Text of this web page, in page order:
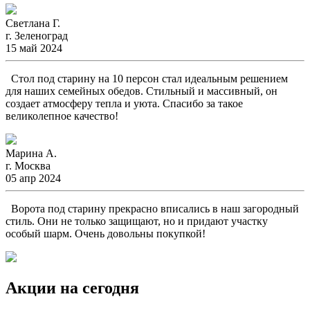
Светлана Г.
г. Зеленоград
15 май 2024
Стол под старину на 10 персон стал идеальным решением
для наших семейных обедов. Стильный и массивный, он
создает атмосферу тепла и уюта. Спасибо за такое
великолепное качество!
Марина А.
г. Москва
05 апр 2024
Ворота под старину прекрасно вписались в наш загородный
стиль. Они не только защищают, но и придают участку
особый шарм. Очень довольны покупкой!
Акции на сегодня